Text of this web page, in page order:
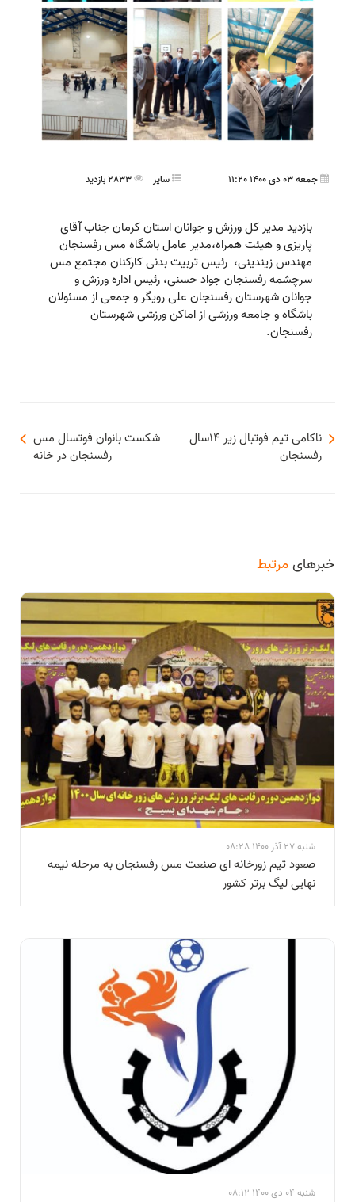
جمعه 03 دی 1400 11:20 ساير
بازدید مدیر کل ورزش و جوانان استان کرمان جناب آقای
پاریزی و هیئت همراه،مدیر عامل باشگاه مس رفسنجان
مهندس زیندینی، رئیس تربیت بدنی کارکنان مجتمع مس
سرچشمه رفسنجان جواد حسنی، رئیس اداره ورزش و
جوانان شهرستان رفسنجان علی رویگر و جمعی از مسئولان
باشگاه و جامعه ورزشی از اماکن ورزشی شهرستان
رفسنجان.
شکست بانوان فوتسال مس
رفسنجان در خانه
ناکامی تیم فوتبال زیر ۱۴سال
رفسنجان
خبرهایمرتبط
شنبه 27 آذر 1400 08:28
صعود تیم زورخانه ای صنعت مس رفسنجان به مرحله نیمه
نهایی لیگ برتر کشور
شنبه 04 دی 1400 08:12